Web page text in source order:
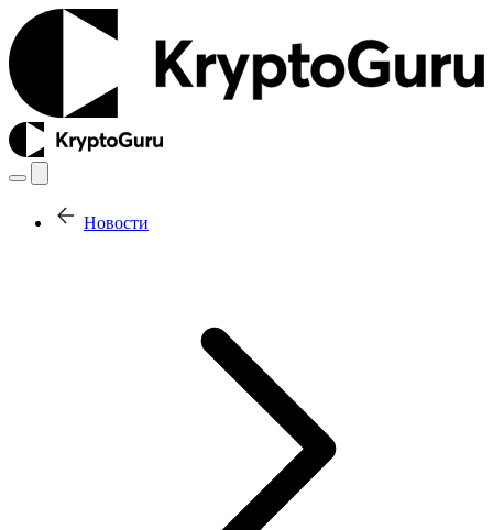
Новости